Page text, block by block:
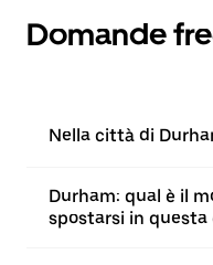
Domande
Nella città di
Durham: qual è il
spostarsi in questa